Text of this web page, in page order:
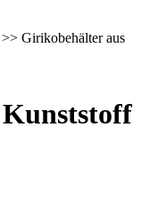
Girikobehälter aus